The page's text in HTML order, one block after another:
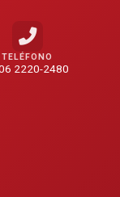
TELÉFONO
2220-2480